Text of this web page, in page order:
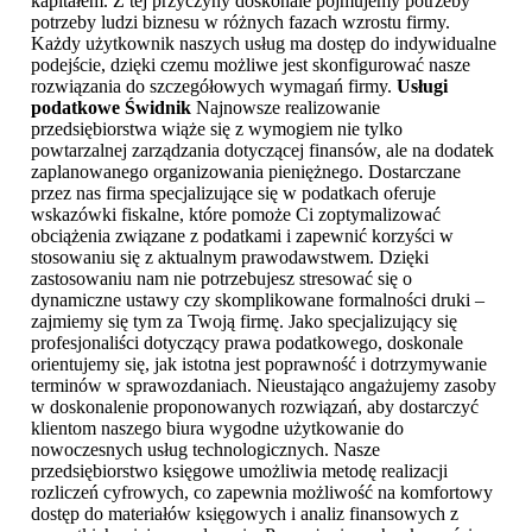
potrzeby ludzi biznesu w różnych fazach wzrostu firmy.
Każdy użytkownik naszych usług ma dostęp do indywidualne
podejście, dzięki czemu możliwe jest skonfigurować nasze
rozwiązania do szczegółowych wymagań firmy. Usługi
podatkowe Świdnik Najnowsze realizowanie
przedsiębiorstwa wiąże się z wymogiem nie tylko
powtarzalnej zarządzania dotyczącej finansów, ale na dodatek
zaplanowanego organizowania pieniężnego. Dostarczane
przez nas firma specjalizujące się w podatkach oferuje
wskazówki fiskalne, które pomoże Ci zoptymalizować
obciążenia związane z podatkami i zapewnić korzyści w
stosowaniu się z aktualnym prawodawstwem. Dzięki
zastosowaniu nam nie potrzebujesz stresować się o
dynamiczne ustawy czy skomplikowane formalności druki –
zajmiemy się tym za Twoją firmę. Jako specjalizujący się
profesjonaliści dotyczący prawa podatkowego, doskonale
orientujemy się, jak istotna jest poprawność i dotrzymywanie
terminów w sprawozdaniach. Nieustająco angażujemy zasoby
w doskonalenie proponowanych rozwiązań, aby dostarczyć
klientom naszego biura wygodne użytkowanie do
nowoczesnych usług technologicznych. Nasze
przedsiębiorstwo księgowe umożliwia metodę realizacji
rozliczeń cyfrowych, co zapewnia możliwość na komfortowy
dostęp do materiałów księgowych i analiz finansowych z